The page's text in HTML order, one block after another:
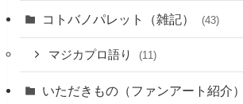
コトバノパレット（雑記） (43)
マジカプロ語り (11)
いただきもの（ファンアート紹介）